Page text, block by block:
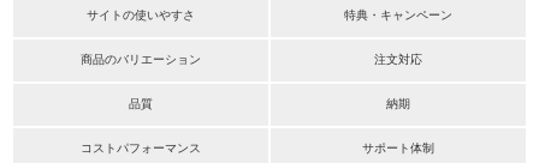
サイトの使いやすさ 特典・キャンペーン
商品のバリエーション 注文対応
品質 納期
コストパフォーマンス サポート体制